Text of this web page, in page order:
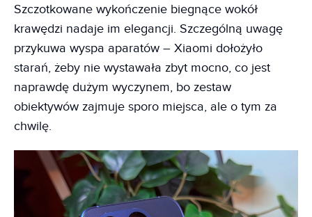
Szczotkowane wykończenie biegnące wokół
krawędzi nadaje im elegancji. Szczególną uwagę
przykuwa wyspa aparatów – Xiaomi dołożyło
starań, żeby nie wystawała zbyt mocno, co jest
naprawdę dużym wyczynem, bo zestaw
obiektywów zajmuje sporo miejsca, ale o tym za
chwilę.